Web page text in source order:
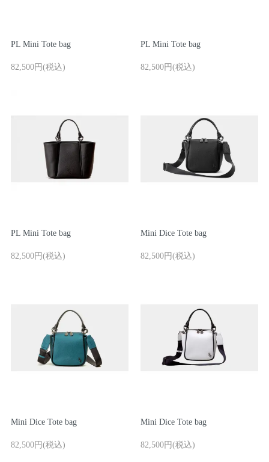
マスミ鞄嚢
PL Mini Tote bag
82,500円(税込)
PL Mini Tote bag
82,500円(税込)
PL Mini Tote bag
82,500円(税込)
Mini Dice Tote bag
82,500円(税込)
Mini Dice Tote bag
82,500円(税込)
Mini Dice Tote bag
82,500円(税込)